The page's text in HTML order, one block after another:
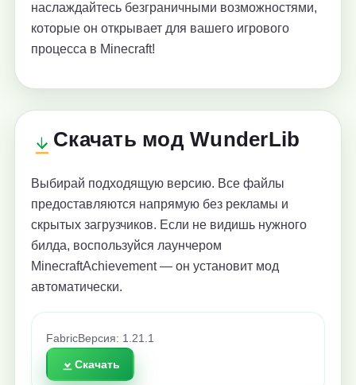
наслаждайтесь безграничными возможностями,
которые он открывает для вашего игрового
процесса в Minecraft!
Скачать мод WunderLib
Выбирай подходящую версию. Все файлы
предоставляются напрямую без рекламы и
скрытых загрузчиков. Если не видишь нужного
билда, воспользуйся лаунчером
MinecraftAchievement — он установит мод
автоматически.
FabricВерсия: 1.21.1
Скачать